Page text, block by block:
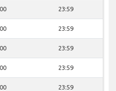
23:59
23:59
23:59
23:59
23:59